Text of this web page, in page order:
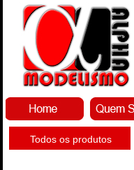
Todos os produtos